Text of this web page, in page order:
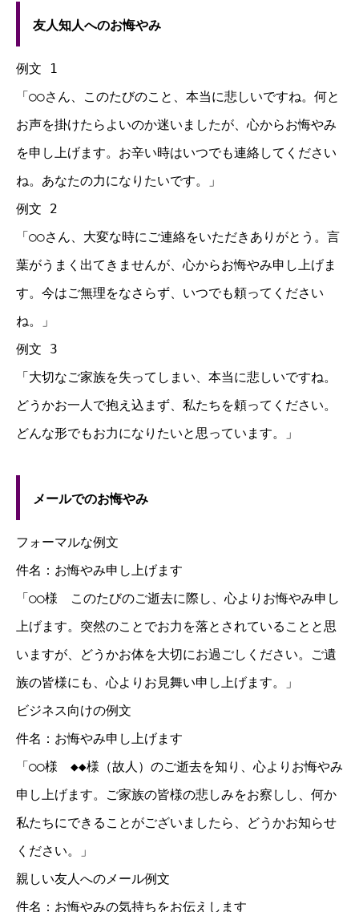
友人知人へのお悔やみ
例文 1
「○○さん、このたびのこと、本当に悲しいですね。何と
お声を掛けたらよいのか迷いましたが、心からお悔やみ
を申し上げます。お辛い時はいつでも連絡してください
ね。あなたの力になりたいです。」
例文 2
「○○さん、大変な時にご連絡をいただきありがとう。言
葉がうまく出てきませんが、心からお悔やみ申し上げま
す。今はご無理をなさらず、いつでも頼ってください
ね。」
例文 3
「大切なご家族を失ってしまい、本当に悲しいですね。
どうかお一人で抱え込まず、私たちを頼ってください。
どんな形でもお力になりたいと思っています。」
メールでのお悔やみ
フォーマルな例文
件名：お悔やみ申し上げます
「○○様 このたびのご逝去に際し、心よりお悔やみ申し
上げます。突然のことでお力を落とされていることと思
いますが、どうかお体を大切にお過ごしください。ご遺
族の皆様にも、心よりお見舞い申し上げます。」
ビジネス向けの例文
件名：お悔やみ申し上げます
「○○様 ◆◆様（故人）のご逝去を知り、心よりお悔やみ
申し上げます。ご家族の皆様の悲しみをお察しし、何か
私たちにできることがございましたら、どうかお知らせ
ください。」
親しい友人へのメール例文
件名：お悔やみの気持ちをお伝えします